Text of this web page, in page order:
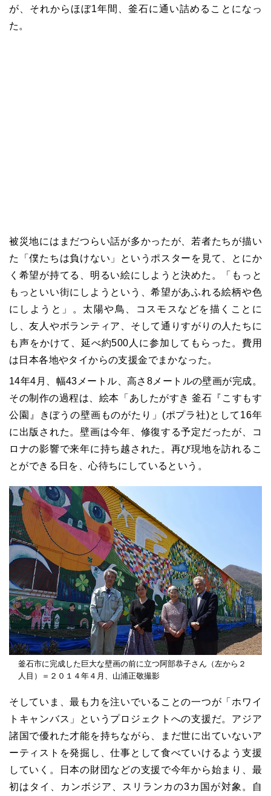
が、それからほぼ1年間、釜石に通い詰めることになっ
た。
被災地にはまだつらい話が多かったが、若者たちが描い
た「僕たちは負けない」というポスターを見て、とにか
く希望が持てる、明るい絵にしようと決めた。「もっと
もっといい街にしようという、希望があふれる絵柄や色
にしようと」。太陽や鳥、コスモスなどを描くことに
し、友人やボランティア、そして通りすがりの人たちに
も声をかけて、延べ約500人に参加してもらった。費用
は日本各地やタイからの支援金でまかなった。
14年4月、幅43メートル、高さ8メートルの壁画が完成。
その制作の過程は、絵本「あしたがすき 釜石『こすもす
公園』きぼうの壁画ものがたり」(ポプラ社)として16年
に出版された。壁画は今年、修復する予定だったが、コ
ロナの影響で来年に持ち越された。再び現地を訪れるこ
とができる日を、心待ちにしているという。
釜石市に完成した巨大な壁画の前に立つ阿部恭子さん（左から２
人目）＝２０１４年４月、山浦正敬撮影
そしていま、最も力を注いでいることの一つが「ホワイ
トキャンバス」というプロジェクトへの支援だ。アジア
諸国で優れた才能を持ちながら、まだ世に出ていないア
ーティストを発掘し、仕事として食べていけるよう支援
していく。日本の財団などの支援で今年から始まり、最
初はタイ、カンボジア、スリランカの3カ国が対象。自